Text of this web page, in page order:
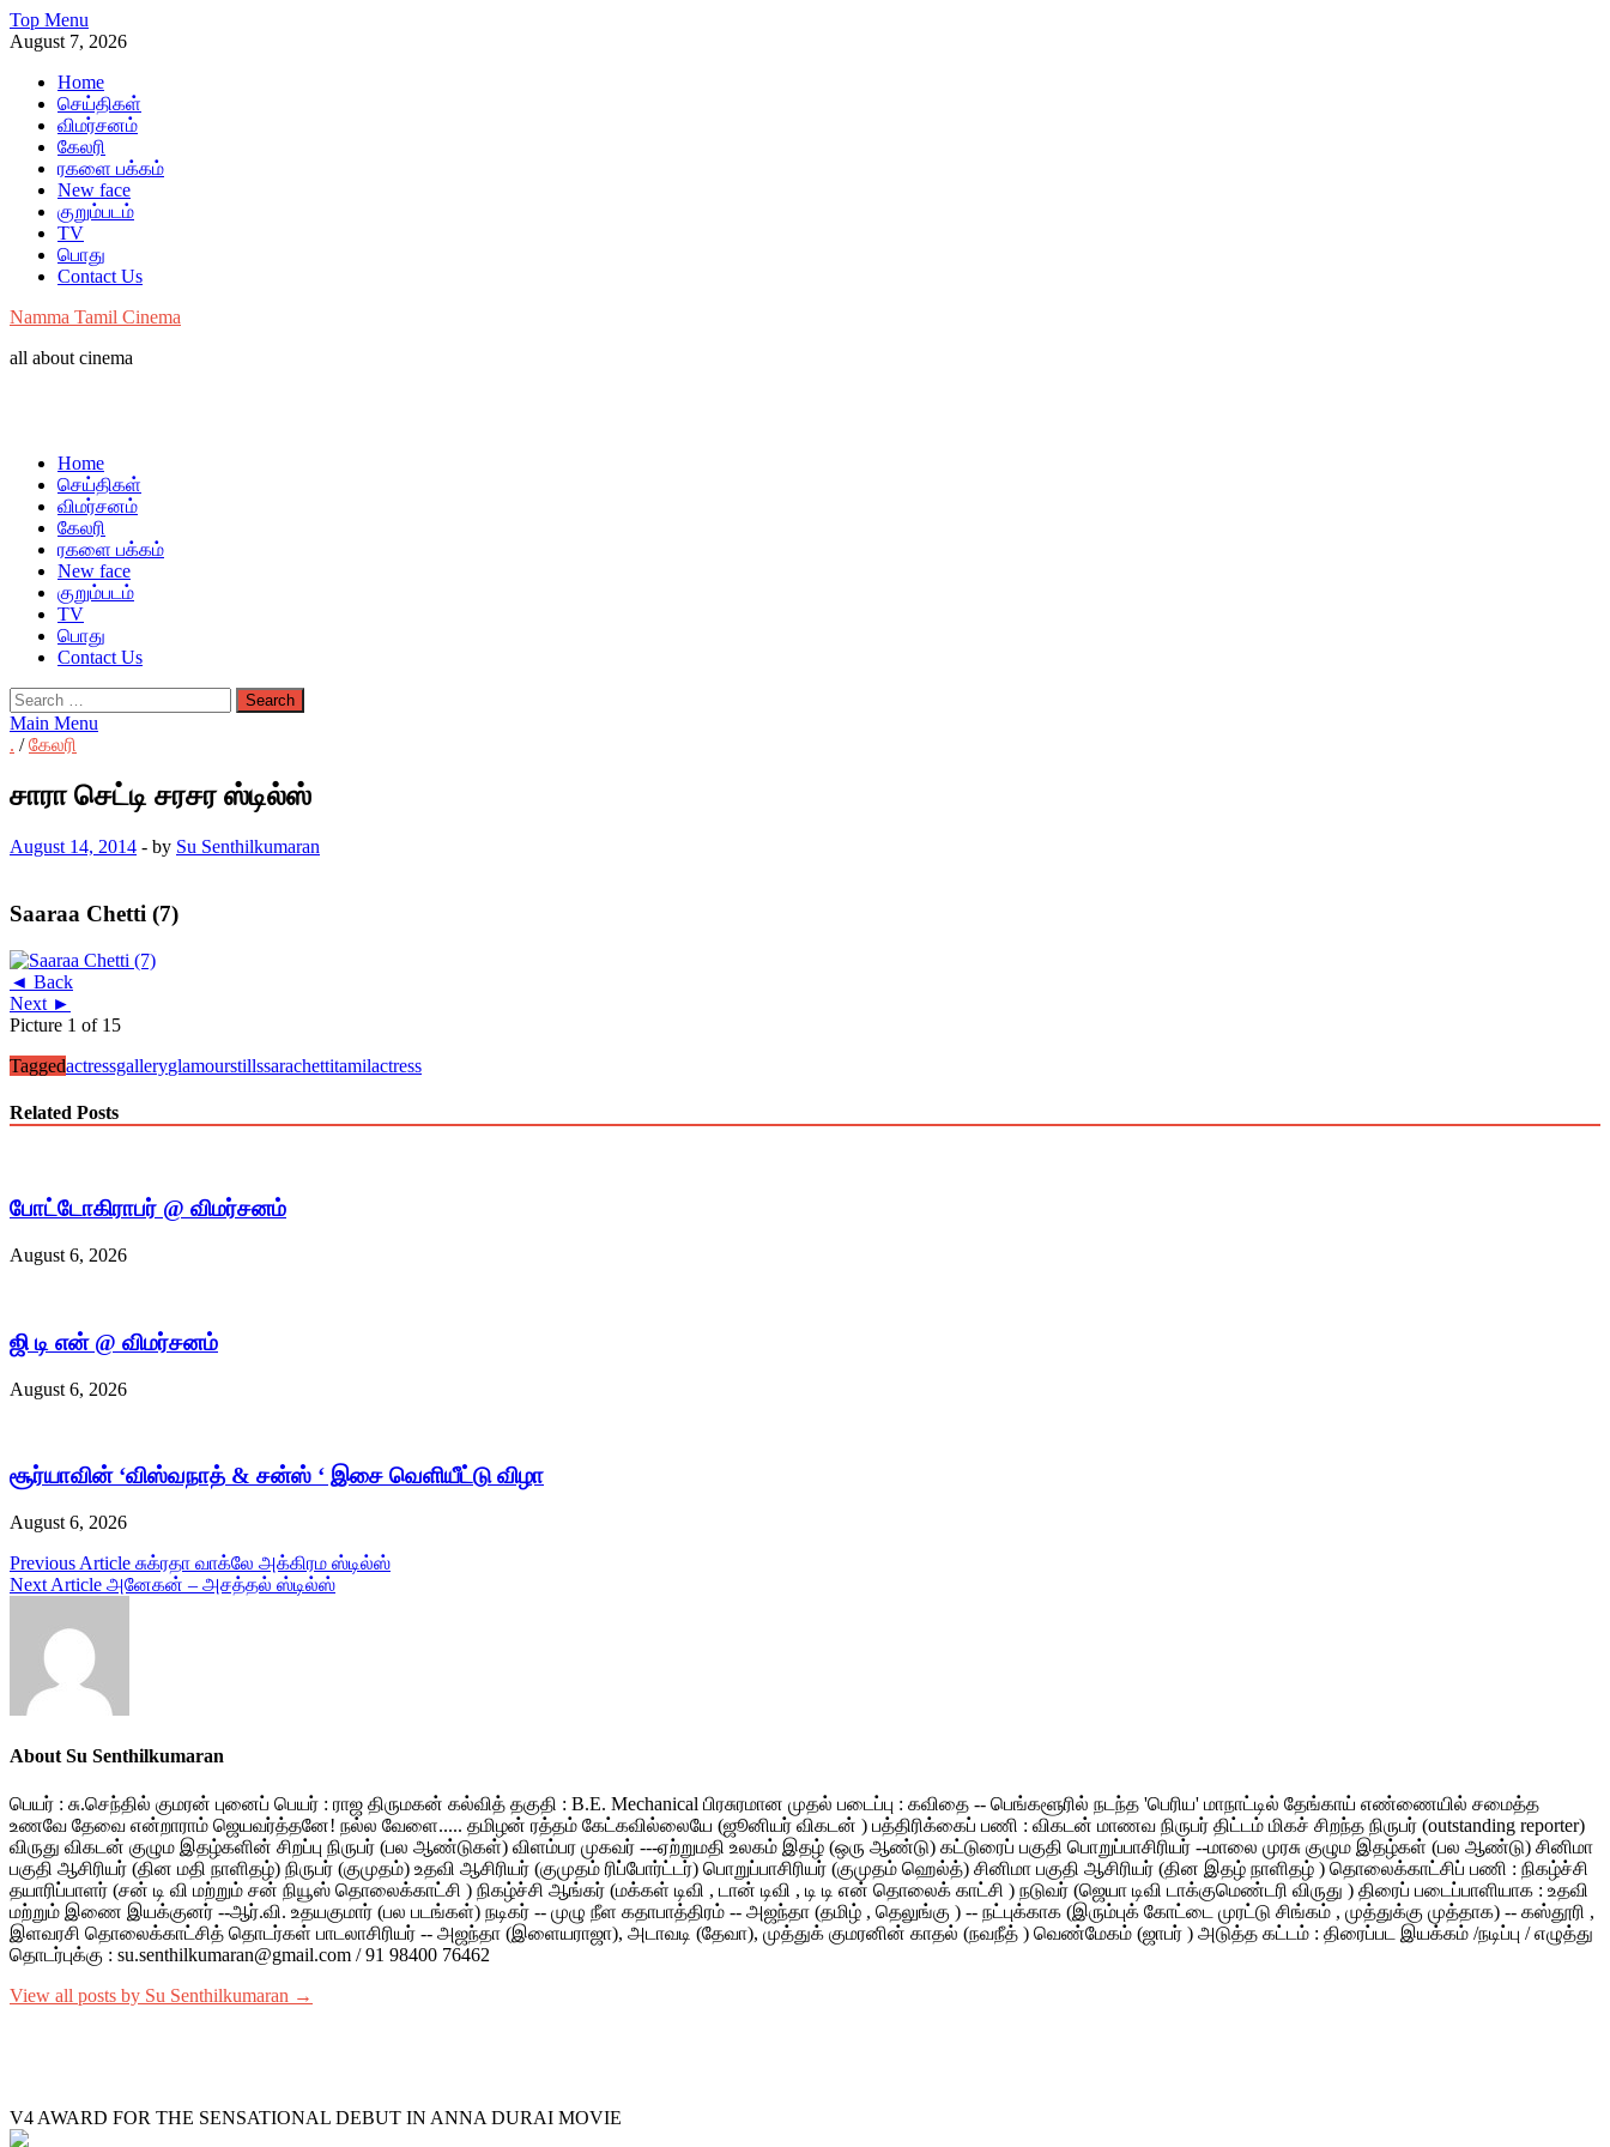
Skip
to
Top Menu
August 7, 2026
Home
செய்திகள்
விமர்சனம்
கேலரி
ரகளை பக்கம்
New face
குறும்படம்
TV
பொது
Contact Us
Namma Tamil Cinema
all about cinema
Home
செய்திகள்
விமர்சனம்
கேலரி
ரகளை பக்கம்
New face
குறும்படம்
TV
பொது
Contact Us
Search
for:
Main Menu
. /கேலரி
சாரா செட்டி சரசர ஸ்டில்ஸ்
August 14, 2014 - by Su Senthilkumaran
Saaraa Chetti (7)
◄ Back
Next ►
Picture 1 of 15
Taggedactressgalleryglamourstillssarachettitamilactress
Related Posts
போட்டோகிராபர் @ விமர்சனம்
August 6, 2026
ஜி டி என் @ விமர்சனம்
August 6, 2026
சூர்யாவின் ‘விஸ்வநாத் & சன்ஸ் ‘ இசை வெளியீட்டு விழா
August 6, 2026
Post
navigation
Previous Article சுக்ரதா வாக்லே அக்கிரம ஸ்டில்ஸ்
Next Article அனேகன் – அசத்தல் ஸ்டில்ஸ்
About Su Senthilkumaran
பெயர் : சு.செந்தில் குமரன் புனைப் பெயர் : ராஜ திருமகன் கல்வித் தகுதி : B.E. Mechanical பிரசுரமான முதல் படைப்பு : கவிதை -- பெங்களூரில் நடந்த 'பெரிய' மாநாட்டில் தேங்காய் எண்ணையில் சமைத்த
உணவே தேவை என்றாராம் ஜெயவர்த்தனே! நல்ல வேளை..... தமிழன் ரத்தம் கேட்கவில்லையே (ஜூனியர் விகடன் ) பத்திரிக்கைப் பணி : விகடன் மாணவ நிருபர் திட்டம் மிகச் சிறந்த நிருபர் (outstanding reporter)
விருது விகடன் குழும இதழ்களின் சிறப்பு நிருபர் (பல ஆண்டுகள்) விளம்பர முகவர் ---ஏற்றுமதி உலகம் இதழ் (ஒரு ஆண்டு) கட்டுரைப் பகுதி பொறுப்பாசிரியர் --மாலை முரசு குழும இதழ்கள் (பல ஆண்டு) சினிமா
பகுதி ஆசிரியர் (தின மதி நாளிதழ்) நிருபர் (குமுதம்) உதவி ஆசிரியர் (குமுதம் ரிப்போர்ட்டர்) பொறுப்பாசிரியர் (குமுதம் ஹெல்த்) சினிமா பகுதி ஆசிரியர் (தின இதழ் நாளிதழ் ) தொலைக்காட்சிப் பணி : நிகழ்ச்சி
தயாரிப்பாளர் (சன் டி வி மற்றும் சன் நியூஸ் தொலைக்காட்சி ) நிகழ்ச்சி ஆங்கர் (மக்கள் டிவி , டான் டிவி , டி டி என் தொலைக் காட்சி ) நடுவர் (ஜெயா டிவி டாக்குமெண்டரி விருது ) திரைப் படைப்பாளியாக : உதவி
மற்றும் இணை இயக்குனர் --ஆர்.வி. உதயகுமார் (பல படங்கள்) நடிகர் -- முழு நீள கதாபாத்திரம் -- அஜந்தா (தமிழ் , தெலுங்கு ) -- நட்புக்காக (இரும்புக் கோட்டை முரட்டு சிங்கம் , முத்துக்கு முத்தாக) -- கஸ்தூரி ,
இளவரசி தொலைக்காட்சித் தொடர்கள் பாடலாசிரியர் -- அஜந்தா (இளையராஜா), அடாவடி (தேவா), முத்துக் குமரனின் காதல் (நவநீத் ) வெண்மேகம் (ஜாபர் ) அடுத்த கட்டம் : திரைப்பட இயக்கம் /நடிப்பு / எழுத்து
தொடர்புக்கு : su.senthilkumaran@gmail.com / 91 98400 76462
View all posts by Su Senthilkumaran →
V4 AWARD FOR THE SENSATIONAL DEBUT IN ANNA DURAI MOVIE